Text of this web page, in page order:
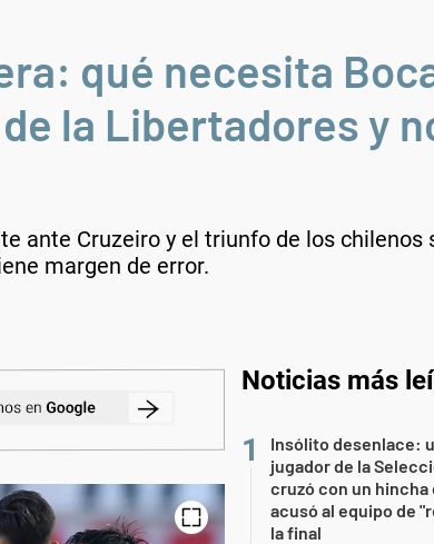
qué necesita
la Libertadores y
ante Cruzeiro y el triunfo de los chilenos
margen de error.
Noticias más
Insólito desenlace:
jugador de la
cruzó con un hincha
acusó al equipo de
la final